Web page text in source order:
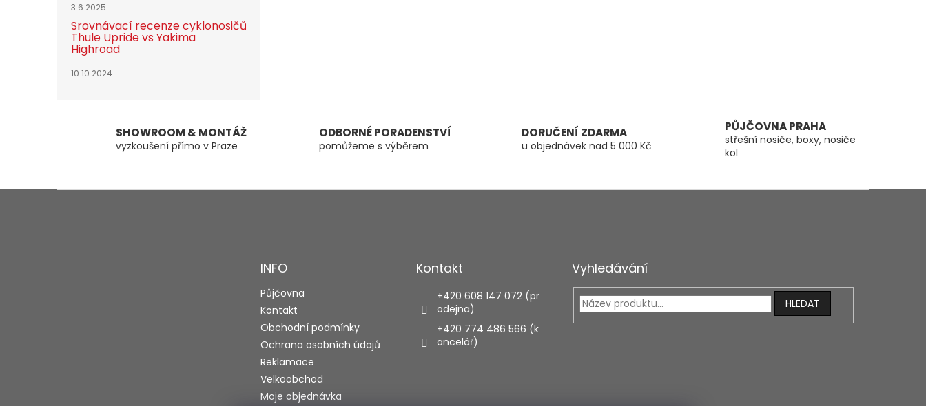
3.6.2025
Srovnávací recenze cyklonosičů
Thule Upride vs Yakima
Highroad
10.10.2024
SHOWROOM & MONTÁŽ
vyzkoušení přímo v Praze
ODBORNÉ PORADENSTVÍ
pomůžeme s výběrem
DORUČENÍ ZDARMA
u objednávek nad 5 000 Kč
PŮJČOVNA PRAHA
střešní nosiče, boxy, nosiče
kol
INFO
Půjčovna
Kontakt
Obchodní podmínky
Ochrana osobních údajů
Reklamace
Velkoobchod
Moje objednávka
Kontakt
+420 608 147 072 (pr
odejna)
+420 774 486 566 (k
ancelář)
Vyhledávání
HLEDAT